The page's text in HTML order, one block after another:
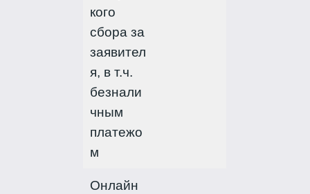
кого
сбора за
заявител
я, в т.ч.
безнали
чным
платежо
м
Онлайн